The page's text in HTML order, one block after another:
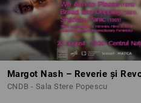
CNDB - Sala Stere Popescu